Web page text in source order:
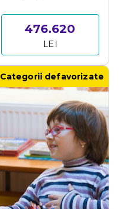
476.620
LEI
Categorii defavorizate